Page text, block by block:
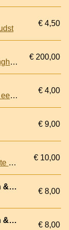
€ 4,50
Iaerlyck verhael van de verrichtinghen der geoctroyeerde West-Indische Compagnie, in derthien boeken 1624-1636 (4 delen)
€ 200,00
Gerust op reis: handige tips voor een ontspannen vakantie
€ 4,00
€ 9,00
Wereldplekken: Ervaar de mooiste en meest afgelegen plaatsen op aarde
€ 10,00
Naveen, Ron & Colin Monteath & Tui de Roy & Mark Jones
€ 8,00
Naveen, Ron & Colin Monteath & Tui de Roy & Mark Jones
€ 8,00